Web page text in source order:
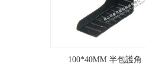
100*40MM 半包護角